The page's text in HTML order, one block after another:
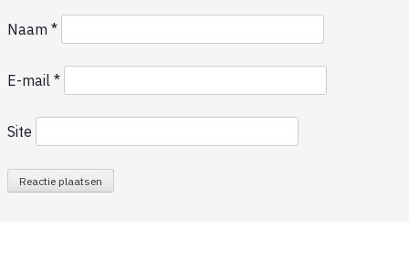
Naam *
E-mail *
Site